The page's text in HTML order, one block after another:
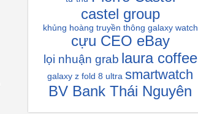
castel group
khủng hoàng truyền thông galaxy watch
cựu CEO eBay
lọi nhuận grab laura coffee
galaxy z fold 8 ultra smartwatch
BV Bank Thái Nguyên